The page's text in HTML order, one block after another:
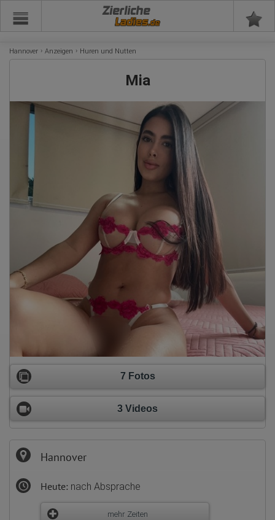
Zierliche
Hannover Anzeigen Huren und Nutten
Mia
7 Fotos
3 Videos
Hannover
Heute: nach Absprache
mehr Zeiten